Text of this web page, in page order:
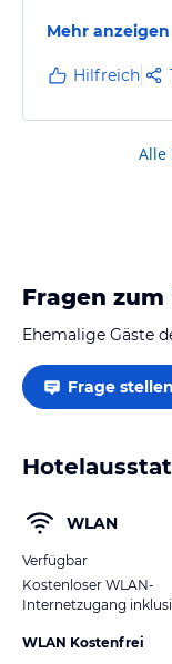
sehr nett
Mehr anzeigen
Hilfreich
Alle
Fragen zum
Ehemalige Gäste
Frage stellen
WLAN
Verfügbar
Kostenloser WLAN-
Internetzugang
WLAN Kostenfrei